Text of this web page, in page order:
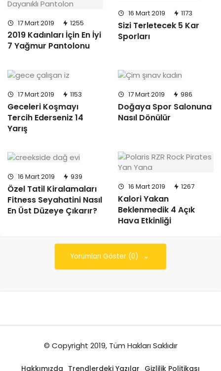
17 Mart 2019 1255
2019 Kadınları İçin En İyi
7 Yağmur Pantolonu
16 Mart 2019 1173
Sizi Terletecek 5 Kar
Sporları
17 Mart 2019 1153
Geceleri Koşmayı
Tercih Ederseniz 14
Yarış
17 Mart 2019 986
Doğaya Spor Salonuna
Nasıl Dönülür
16 Mart 2019 939
Özel Tatil Kiralamaları
Fitness Seyahatini Nasıl
En Üst Düzeye Çıkarır?
16 Mart 2019 1267
Kalori Yakan
Beklenmedik 4 Açık
Hava Etkinliği
Yorumları Göster (0)
© Copyright 2019, Tüm Hakları Saklıdır
Hakkımızda Trendlerdeki Yazılar Gizlilik Politikası